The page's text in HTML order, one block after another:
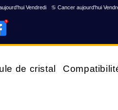
Vendredi ♋ Cancer aujourd'hui
de cristal